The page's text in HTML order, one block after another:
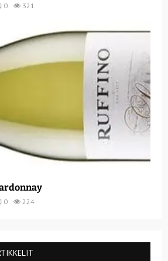
0 321
0 224